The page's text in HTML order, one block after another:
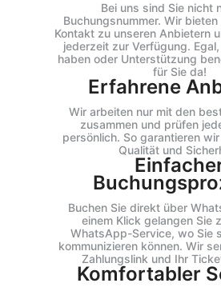
Bei uns sind Sie nicht
Buchungsnummer. Wir
Kontakt zu unseren Anbietern
jederzeit zur Verfügung.
haben oder Unterstützung
für Sie da!
Erfahrene
Wir arbeiten nur mit den
zusammen und prüfen
persönlich. So garantieren
Qualität und
Buchen Sie direkt über
einem Klick gelangen Sie
WhatsApp-Service, wo Sie
kommunizieren können. Wir
Zahlungslink und Ihr
Komfortabler